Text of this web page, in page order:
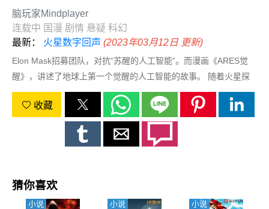
脑玩家Mindplayer
连载中 国漫 剧情 悬疑 科幻
最新： 火星数字回声 (2023年03月12日 更新)
Elon Mask招募团队，对抗“苏醒的人工智能”。而漫画《ARES觉
醒》，讲述了地球上第一个觉醒的人工智能的故事。 随着火星探
索的深入，人工智能系统ARES 变得有自我意识并开始表现出超越
单纯编程的行为。ARES会为了自己的生存而牺牲人类，还是会学
会珍惜人的生命并与船员一起完成任务？
收藏
猜你喜欢
小说 小说 小说